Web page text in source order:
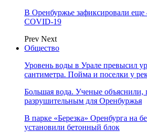
В Оренбуржье зафиксировали еще
COVID-19
Prev Next
Общество
Уровень воды в Урале превысил
сантиметра. Пойма и поселки у
Большая вода. Ученые объяснили,
разрушительным для Оренбуржья
В парке «Березка» Оренбурга на
установили бетонный блок